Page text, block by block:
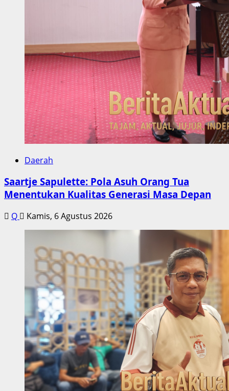
Daerah
Saartje Sapulette: Pola Asuh Orang Tua
Menentukan Kualitas Generasi Masa Depan
Q Kamis, 6 Agustus 2026